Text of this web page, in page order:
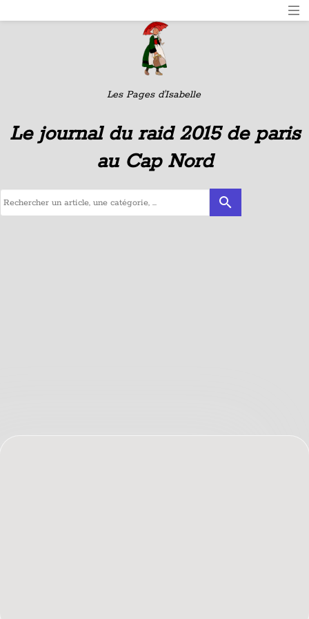
Les Pages d'Isabelle
Le journal du raid 2015 de paris
au Cap Nord
search